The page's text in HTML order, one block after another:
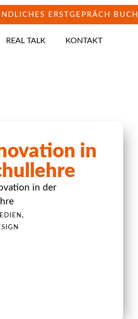
ERSTGEPRÄCH
REAL TALK KONTAKT
in
in der
,